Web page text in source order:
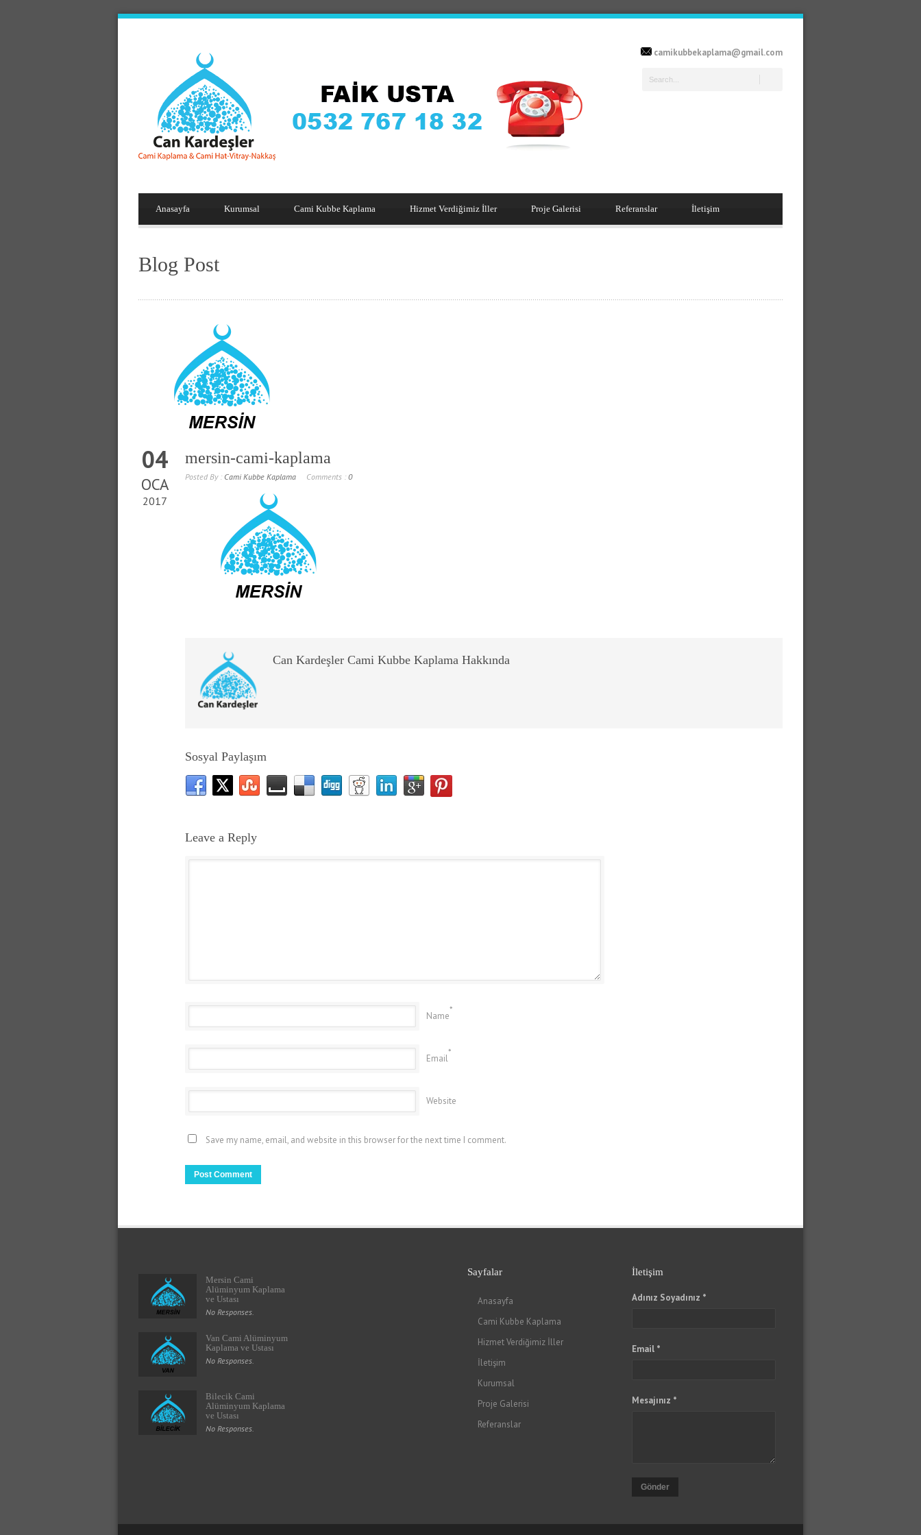
camikubbekaplama@gmail.com
Anasayfa Kurumsal Cami Kubbe Kaplama Hizmet Verdiğimiz İller Proje Galerisi Referanslar İletişim
Blog Post
04
OCA
2017
mersin-cami-kaplama
Posted By : Cami Kubbe Kaplama Comments : 0
Can Kardeşler Cami Kubbe Kaplama Hakkında
Sosyal Paylaşım
Leave a Reply
Name
*
Email
*
Website
Save my name, email, and website in this browser for the next time I comment.
Mersin Cami
Alüminyum Kaplama
ve Ustası
No Responses.
Van Cami Alüminyum
Kaplama ve Ustası
No Responses.
Bilecik Cami
Alüminyum Kaplama
ve Ustası
No Responses.
Sayfalar
Anasayfa
Cami Kubbe Kaplama
Hizmet Verdiğimiz İller
İletişim
Kurumsal
Proje Galerisi
Referanslar
İletişim
Adınız Soyadınız *
Email *
Mesajınız *
Gönder